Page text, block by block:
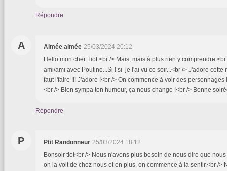
Répondre
A Aimée aimée 25/03/2024 20:12
Hello mon cher Tiot.<br /> Mais, mais à plus rien y
ami/ami avec Poutine...Si ! si je l'ai vu ce soir...<br /> J'adore cette
faut l'faire !!! J'adore !<br /> On commence à voir des
<br /> Bien sympa ton humour, ça nous change !<br /> Bonne
Répondre
P Ptit Randonneur 25/03/2024 18:12
Bonsoir tiot<br /> Nous n'avons plus besoin de nous dire que
on la voit de chez nous et en plus, on commence à la sentir.<br />